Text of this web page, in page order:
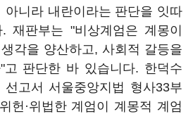
아니라 내란이라는 판단을 잇따
재판부는 "비상계엄은 계몽이
각을 양산하고, 사회적 갈등을
고 판단한 바 있습니다. 한덕수
고서 서울중앙지법 형사33부
헌·위법한 계엄이 계몽적 계엄